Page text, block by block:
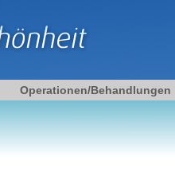
Operationen/Behandlungen